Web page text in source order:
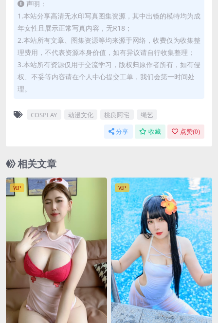
声明：
1.本站分享高清无水印写真图集资源，其中出镜的模特均为成
年女性且展示正常写真内容，无R18；
2.本站所有文章、图集资源等均来源于网络，收费仅为收集整
理费用，不代表资源本身价值，如有异议请自行收集整理；
3.本站所有资源仅用于交流学习，版权归原作者所有，如有侵
权、不妥等内容请在个人中心提交工单，我们会第一时间处
理。
COSPLAY 动漫文化 桃良阿宅 绳艺
分享 收藏 点赞(0)
相关文章
VIP VIP